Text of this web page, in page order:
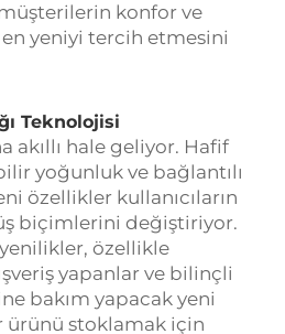
konfor ve
yeniyi tercih etmesini
Teknolojisi
akıllı hale geliyor. Hafif
yoğunluk ve bağlantılı
özellikler kullanıcıların
biçimlerini değiştiriyor.
özellikle
yapanlar ve bilinçli
bakım yapacak yeni
ürünü stoklamak için